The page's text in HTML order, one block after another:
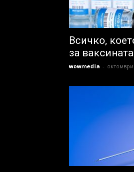
Всичко,
за
wowmedia - октомври